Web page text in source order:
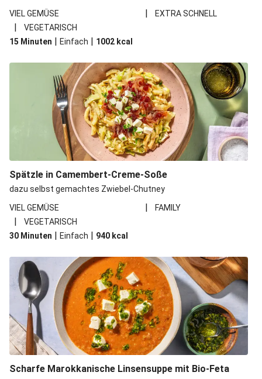
VIEL GEMÜSE
| EXTRA SCHNELL
|
VEGETARISCH
15 Minuten | Einfach | 1002 kcal
Spätzle in Camembert-Creme-Soße
dazu selbst gemachtes Zwiebel-Chutney
VIEL GEMÜSE
| FAMILY
|
VEGETARISCH
30 Minuten | Einfach | 940 kcal
Scharfe Marokkanische Linsensuppe mit Bio-Feta